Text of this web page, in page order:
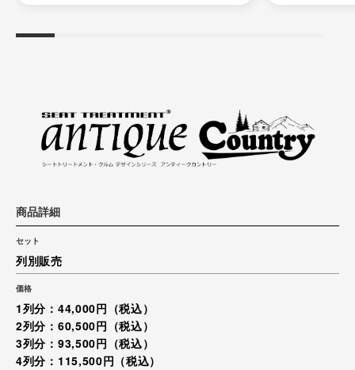
商品詳細
セット
列別販売
価格
1列分：44,000円（税込）
2列分：60,500円（税込）
3列分：93,500円（税込）
4列分：115,500円（税込）